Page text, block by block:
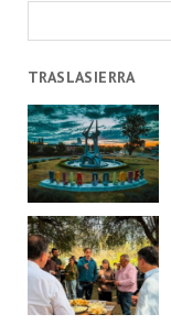
TRASLASIERRA